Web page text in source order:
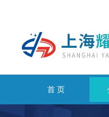
首 页